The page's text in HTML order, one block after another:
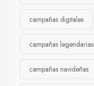
campañas digitales
campañas legendarias
campañas navideñas